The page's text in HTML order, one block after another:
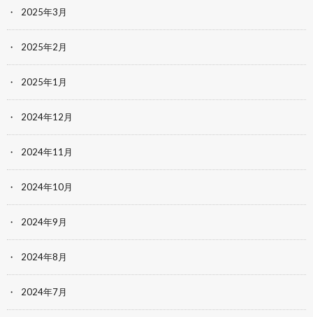
2025年3月
2025年2月
2025年1月
2024年12月
2024年11月
2024年10月
2024年9月
2024年8月
2024年7月